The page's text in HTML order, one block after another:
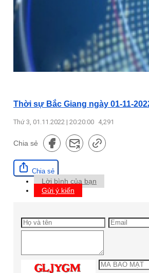
Thời sự Bắc Giang ngày 01-11-
Thứ 3, 01.11.2022 | 20:20:00 4,291
Chia sẻ
Chia sẻ
Lời bình của bạn
Gửi ý kiến